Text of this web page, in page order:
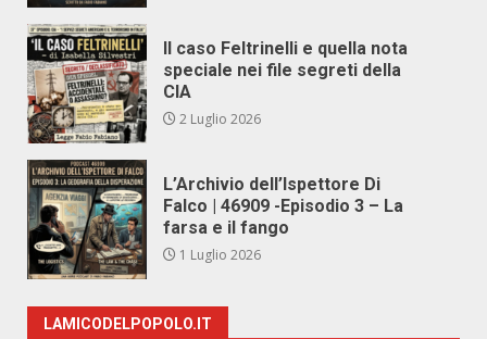
Il caso Feltrinelli e quella nota
speciale nei file segreti della
CIA
2 Luglio 2026
L’Archivio dell’Ispettore Di
Falco | 46909 -Episodio 3 – La
farsa e il fango
1 Luglio 2026
LAMICODELPOPOLO.IT